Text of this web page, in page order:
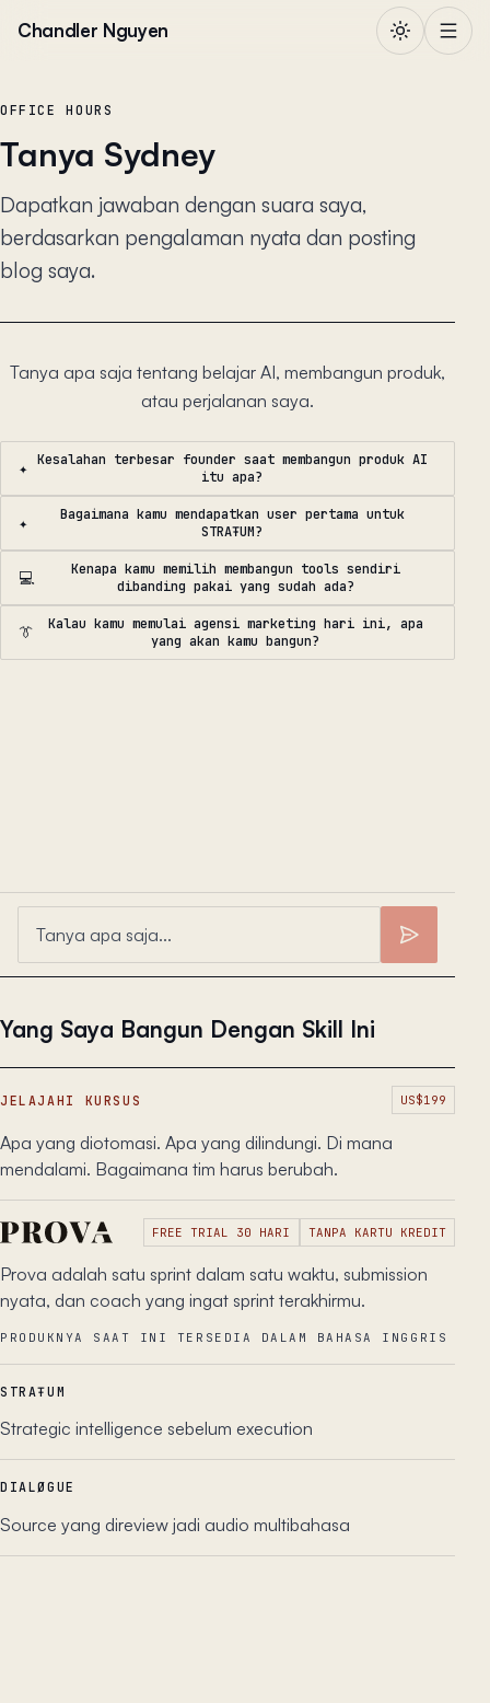
Chandler Nguyen
OFFICE HOURS
Tanya Sydney
Dapatkan jawaban dengan suara saya,
berdasarkan pengalaman nyata dan posting
blog saya.
Tanya apa saja tentang belajar AI, membangun produk,
atau perjalanan saya.
✦ Kesalahan terbesar founder saat membangun produk AI
itu apa?
✦
Bagaimana kamu mendapatkan user pertama untuk
STRAŦUM?
💻
Kenapa kamu memilih membangun tools sendiri
dibanding pakai yang sudah ada?
👔
Kalau kamu memulai agensi marketing hari ini, apa
yang akan kamu bangun?
Yang Saya Bangun Dengan Skill Ini
JELAJAHI KURSUS US$199
Apa yang diotomasi. Apa yang dilindungi. Di mana
mendalami. Bagaimana tim harus berubah.
FREE TRIAL 30 HARI TANPA KARTU KREDIT
Prova adalah satu sprint dalam satu waktu, submission
nyata, dan coach yang ingat sprint terakhirmu.
PRODUKNYA SAAT INI TERSEDIA DALAM BAHASA INGGRIS
STRAŦUM
Strategic intelligence sebelum execution
DIALØGUE
Source yang direview jadi audio multibahasa